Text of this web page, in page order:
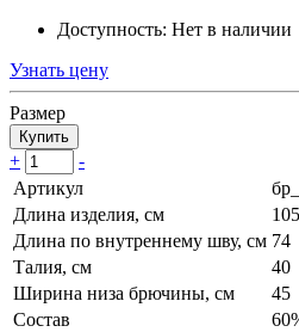
Доступность: Нет в наличии
Узнать цену
Размер
Купить
+
-
Артикул
Длина изделия, см
105
Длина по внутреннему шву, см 74
Талия, см
40
Ширина низа брючины, см
45
Состав